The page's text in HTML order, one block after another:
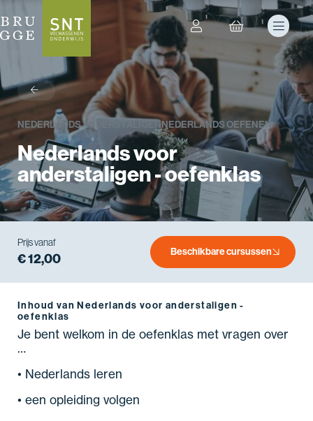
Prijs vanaf
€ 12,00 Beschikbare cursussen
terug
NEDERLANDS ANDERSTALIGENNEDERLANDS OEFENEN
Nederlands voor
anderstaligen - oefenklas
Inhoud van Nederlands voor anderstaligen -
oefenklas
Je bent welkom in de oefenklas met vragen over
…
• Nederlands leren
• een opleiding volgen